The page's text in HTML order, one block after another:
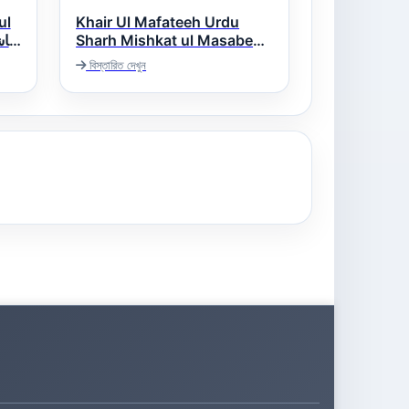
Khair Ul Mafateeh Urdu
Sharh Mishkat ul Masabeeh
خیر المفاتیح اردو شرح مشکوۃ
المصابیح
বিস্তারিত দেখুন